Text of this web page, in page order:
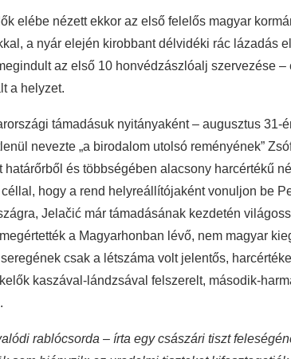
elébe nézett ekkor az első felelős magyar
a nyár elején kirobbant délvidéki rác lázadás
az első 10 honvédzászlóalj szervezése
a helyzet.
támadásuk nyitányaként – augusztus
nevezte „a birodalom utolsó reményének”
határőrből és többségében alacsony harcértékű
hogy a rend helyreállítójaként vonuljon be
Jelačić már támadásának kezdetén
a Magyarhonban lévő, nem magyar
csak a létszáma volt jelentős,
kaszával-lándzsával felszerelt, második-
rablócsorda – írta egy császári tiszt